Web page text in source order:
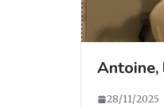
Antoine,
28/11/2025